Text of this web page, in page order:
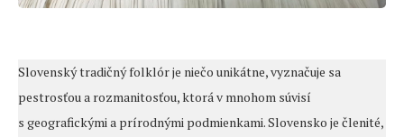
Slovenský tradičný folklór je niečo unikátne, vyznačuje sa
pestrosťou a rozmanitosťou, ktorá v mnohom súvisí
s geografickými a prírodnými podmienkami. Slovensko je členité,